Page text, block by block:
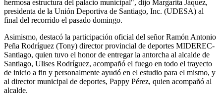
hermosa estructura del palacio municipal", dijo Margarita Jáquez,
presidenta de la Unión Deportiva de Santiago, Inc. (UDESA) al
final del recorrido el pasado domingo.
Asimismo, destacó la participación oficial del señor Ramón Antonio
Peña Rodríguez (Tony) director provincial de deportes MIDEREC-
Santiago, quien tuvo el honor de entregar la antorcha al alcalde de
Santiago, Ulises Rodríguez, acompañó el fuego en todo el trayecto
de inicio a fin y personalmente ayudó en el estudio para el mismo, y
al director municipal de deportes, Pappy Pérez, quien acompañó al
alcalde.